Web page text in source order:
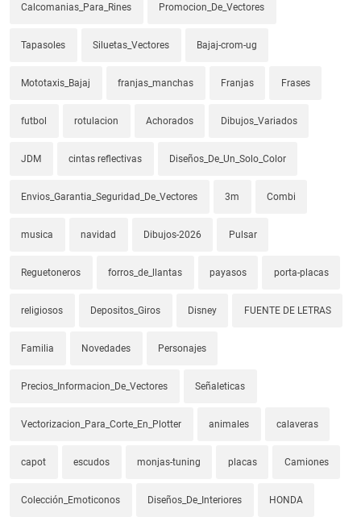
Calcomanias_Para_Rines Promocion_De_Vectores
Tapasoles Siluetas_Vectores Bajaj-crom-ug
Mototaxis_Bajaj franjas_manchas Franjas Frases
futbol rotulacion Achorados Dibujos_Variados
JDM cintas reflectivas Diseños_De_Un_Solo_Color
Envios_Garantia_Seguridad_De_Vectores 3m Combi
musica navidad Dibujos-2026 Pulsar
Reguetoneros forros_de_llantas payasos porta-placas
religiosos Depositos_Giros Disney FUENTE DE LETRAS
Familia Novedades Personajes
Precios_Informacion_De_Vectores Señaleticas
Vectorizacion_Para_Corte_En_Plotter animales calaveras
capot escudos monjas-tuning placas Camiones
Colección_Emoticonos Diseños_De_Interiores HONDA